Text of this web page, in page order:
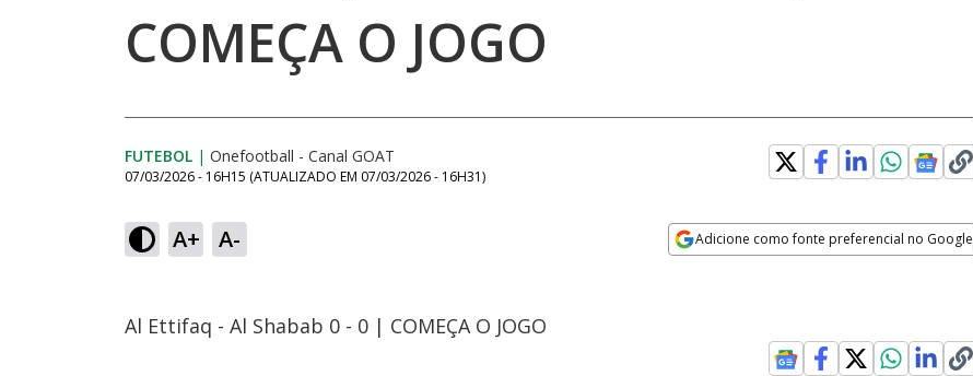
COMEÇA O JOGO
FUTEBOL | Onefootball - Canal GOAT
07/03/2026 - 16H15 (ATUALIZADO EM 07/03/2026 - 16H31)
A+ A- Adicione como fonte preferencial no Google
Al Ettifaq - Al Shabab 0 - 0 | COMEÇA O JOGO